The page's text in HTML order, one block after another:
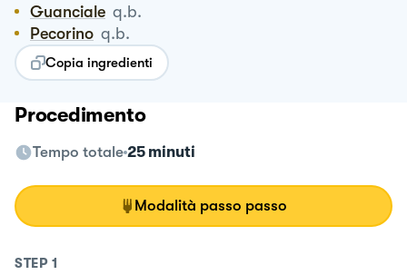
Guanciale q.b.
Pecorino q.b.
Copia ingredienti
Procedimento
Tempo totale 25 minuti
Modalità passo passo
STEP 1